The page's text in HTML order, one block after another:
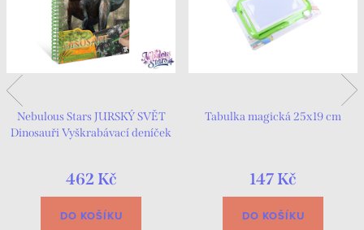
Nebulous Stars JURSKÝ SVĚT
Dinosauři Vyškrabávací deníček
462 Kč
DO KOŠÍKU
Tabulka magická 25x19 cm
147 Kč
DO KOŠÍKU